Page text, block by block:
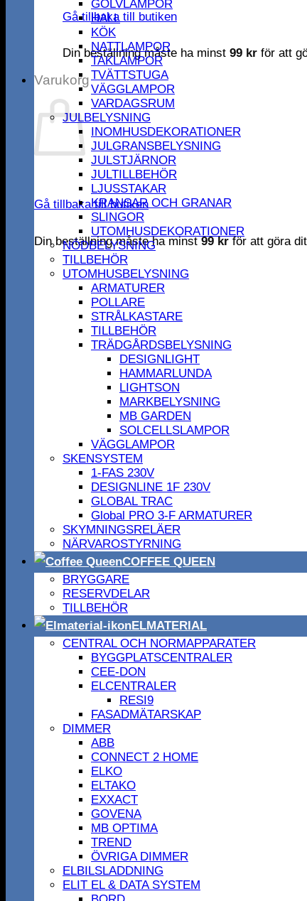
Gå tillbaka till butiken
Din beställning måste ha minst 99 kr för att
Varukorg
Gå tillbaka till butiken
Din beställning måste ha minst99krför att göra
GOLVLAMPOR
HALL
KÖK
NATTLAMPOR
TAKLAMPOR
TVÄTTSTUGA
VÄGGLAMPOR
VARDAGSRUM
JULBELYSNING
INOMHUSDEKORATIONER
JULGRANSBELYSNING
JULSTJÄRNOR
JULTILLBEHÖR
LJUSSTAKAR
KRANSAR OCH GRANAR
SLINGOR
UTOMHUSDEKORATIONER
NÖDBELYSNING
TILLBEHÖR
UTOMHUSBELYSNING
ARMATURER
POLLARE
STRÅLKASTARE
TILLBEHÖR
TRÄDGÅRDSBELYSNING
DESIGNLIGHT
HAMMARLUNDA
LIGHTSON
MARKBELYSNING
MB GARDEN
SOLCELLSLAMPOR
VÄGGLAMPOR
SKENSYSTEM
1-FAS 230V
DESIGNLINE 1F 230V
GLOBAL TRAC
Global PRO 3-F ARMATURER
SKYMNINGSRELÄER
NÄRVAROSTYRNING
COFFEE QUEEN
BRYGGARE
RESERVDELAR
TILLBEHÖR
ELMATERIAL
CENTRAL OCH NORMAPPARATER
BYGGPLATSCENTRALER
CEE-DON
ELCENTRALER
RESI9
FASADMÄTARSKAP
DIMMER
ABB
CONNECT 2 HOME
ELKO
ELTAKO
EXXACT
GOVENA
MB OPTIMA
TREND
ÖVRIGA DIMMER
ELBILSLADDNING
ELIT EL & DATA SYSTEM